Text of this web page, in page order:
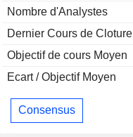
Nombre d'Analystes
Dernier Cours de Cloture
Objectif de cours Moyen
Ecart / Objectif Moyen
Consensus